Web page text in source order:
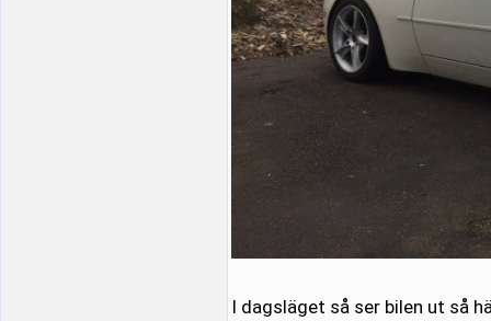
I dagsläget så ser bilen ut så